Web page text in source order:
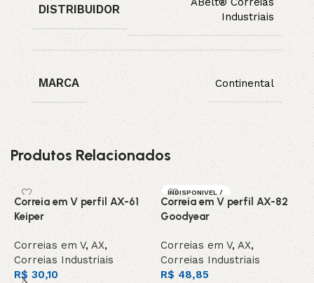
DISTRIBUIDOR
Industriais
MARCA Continental
Produtos Relacionados
Correia em V perfil AX-61
Keiper
Correias em V,AX,
Correias Industriais
R$30,10
INDISPONIVEL /
SOB ENCOMEN
DA
Correia em V perfil AX-82
Goodyear
Correias em V,AX,
Correias Industriais
R$48,85